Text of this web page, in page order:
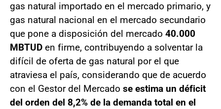
gas natural importado en el mercado primario, y
gas natural nacional en el mercado secundario
que pone a disposición del mercado 40.000
MBTUD en firme, contribuyendo a solventar la
difícil de oferta de gas natural por el que
atraviesa el país, considerando que de acuerdo
con el Gestor del Mercado se estima un déficit
del orden del 8,2% de la demanda total en el